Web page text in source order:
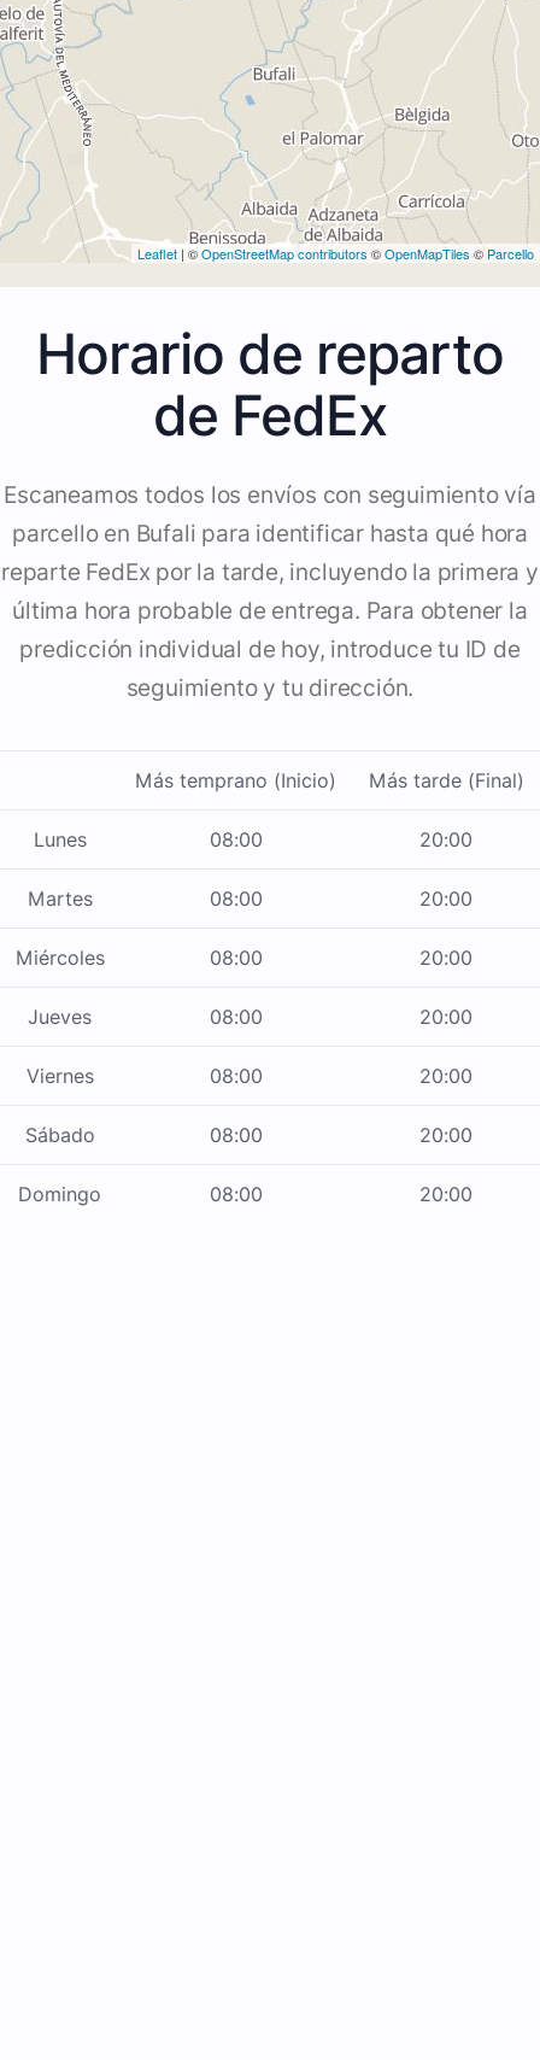
Leaflet | ©OpenStreetMap contributors ©OpenMapTiles © Parcello
Horario de reparto
de FedEx
Escaneamos todos los envíos con seguimiento vía
parcello en Bufali para identificar hasta qué hora
reparte FedEx por la tarde, incluyendo la primera y
última hora probable de entrega. Para obtener la
predicción individual de hoy, introduce tu ID de
seguimiento y tu dirección.
Más temprano (Inicio) Más tarde (Final)
Lunes 08:00 20:00
Martes 08:00 20:00
Miércoles 08:00 20:00
Jueves 08:00 20:00
Viernes 08:00 20:00
Sábado 08:00 20:00
Domingo 08:00 20:00